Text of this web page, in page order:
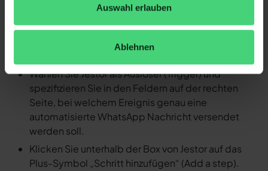
Auswahl erlauben
Ablehnen
Loggen Sie sich in Ihren Zapier Account ein und
Wählen Sie Jestor als Auslöser (Trigger) und
spezifizieren Sie in den Feldern auf der rechten
Seite, bei welchem Ereignis genau eine
automatisierte WhatsApp Nachricht versendet
werden soll.
Klicken Sie unterhalb der Box von Jestor auf das
Plus-Symbol „Schritt hinzufügen“ (Add a step).